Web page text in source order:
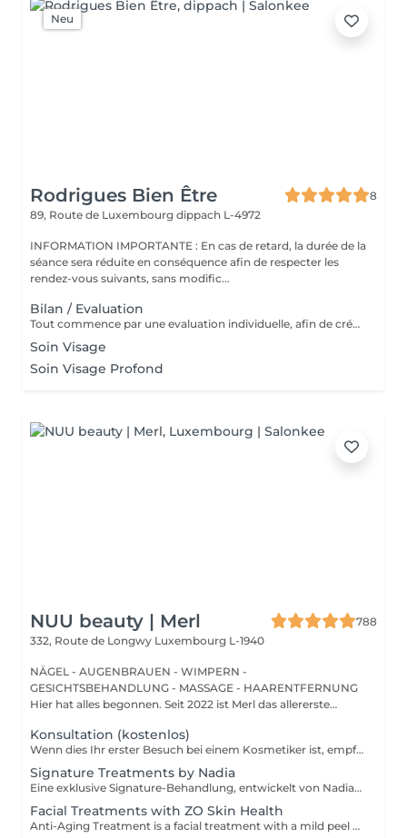
Neu
Rodrigues Bien Être
8
89, Route de Luxembourg dippach L-4972
INFORMATION IMPORTANTE : En cas de retard, la durée de la
séance sera réduite en conséquence afin de respecter les
rendez-vous suivants, sans modific...
Bilan / Evaluation
Tout commence par une evaluation individuelle, afin de créer un accompagnement unique axé sur le confort, l'estimede soi et la qualité de vie.
Soin Visage
Soin Visage Profond
NUU beauty | Merl
788
332, Route de Longwy Luxembourg L-1940
NÄGEL - AUGENBRAUEN - WIMPERN -
GESICHTSBEHANDLUNG - MASSAGE - HAARENTFERNUNG
Hier hat alles begonnen. Seit 2022 ist Merl das allererste
Konsultation (kostenlos)
Wenn dies Ihr erster Besuch bei einem Kosmetiker ist, empfehlen wir, mit einer Beratung zu beginnen. Wie wird die Beratung durchgeführt? - nur Beratung - Wir bestimmen Ihren Hauttyp, besprechen Ihre gewünschten Ergebnisse, helfen Ihnen bei der Auswahl der richtigen Hautpflegeprodukte und entscheiden, welche Behandlung Ihre spezifischen Anliegen am besten anspricht. - Beratung + erste Behandlung - Wir bestimmen Ihren Hauttyp, besprechen Ihre gewünschten Ergebnisse, helfen Ihnen bei der Auswahl der richtigen Hautpflegeprodukte und entscheiden, welche Behandlung Ihre spezifischen Anliegen am besten anspricht. Wir führen die erste Behandlung direkt nach der Beratung durch.
Signature Treatments by Nadia
Eine exklusive Signature-Behandlung, entwickelt von Nadia, unserer Kosmetikerin, speziell für die empfindliche Augen- und Hals-/Dekolletépartie. Sie spendet intensive Feuchtigkeit und verbessert die Elastizität der Haut, wodurch Festigkeit, Geschmeidigkeit und ein sichtbar frischeres, revitalisiertes Hautbild gefördert werden. Die Behandlung hilft, das Erscheinungsbild feiner Linien zu reduzieren, verleiht der Augenpartie einen sanften aufhellenden Effekt und sorgt für ein natürliches Lifting-Ergebnis für einen erholten Blick und ein jugendlicheres Aussehen. Eine weitere Option kombiniert die intensive Feuchtigkeitspflege für Augen- und Halsbereich mit einer vollständigen Gesichtsbehandlung und bietet so ein besonders umfassendes Pflegeerlebnis.
Facial Treatments with ZO Skin Health
Anti-Aging Treatment is a facial treatment with a mild peel designed to restore hydration, smooth dry, rough texture, soften lines and strengthen skin to prevent future aging and skin damage. Redness Treatment is a facial treatment with a mild peel designed to calm skin and minimize symptoms associated with red, sensitized skin, including rosacea. Ultra Hydration Treatment is a facial treatment with a mild peel designed to soothe skin and restore hydration in dry, dehydrated skin. Skin Brightening Treatment is a facial treatment with a mild peel designed to target mild discoloration and restore a more even skin tone. Acne + Oil Control Treatment is a facial treatment with a mild peel to decongest pores, absorb excess surface oil, target blemishes and prevent future breakouts. Enzyme Facial Treatment is a gentle, effective facial treatment with enzymatic exfoliation to revive dull skin, replenish hydration, soothe skin and restore healthy skin barrier to strengthen skin. Stimulator Peel is the perfect lunchtime peel, gentle enough for all skin types. An effective blend of AHAs provide immediately healthier, glowing skin with no downtime. Added antioxidants and anti-irritants neutralize free radicals and calm the skin.